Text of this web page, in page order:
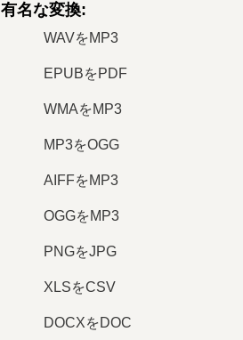
有名な変換:
WAVをMP3
EPUBをPDF
WMAをMP3
MP3をOGG
AIFFをMP3
OGGをMP3
PNGをJPG
XLSをCSV
DOCXをDOC